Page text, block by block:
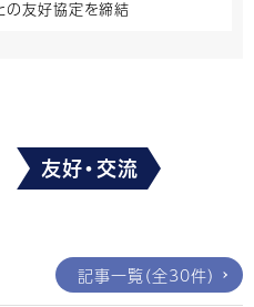
の友好協定を締結
友好・交流
記事一覧（全30件）